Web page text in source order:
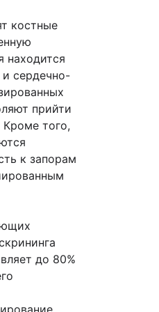
костные
находится
и сердечно-
прийти
того,
к запорам
до 80%